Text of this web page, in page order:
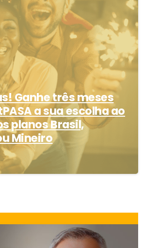
Ganhe três meses
a sua escolha ao
planos Brasil,
Mineiro